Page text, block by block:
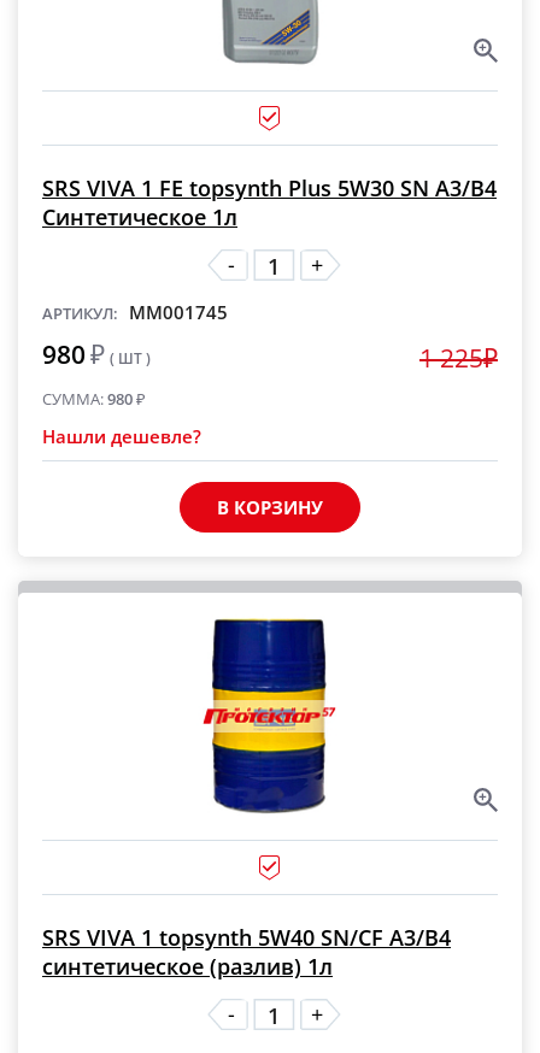
SRS VIVA 1 FE topsynth Plus 5W30 SN A3/B4
Синтетическое 1л
-
+
АРТИКУЛ: MM001745
980₽ ( ШТ ) 1 225₽
СУММА:980₽
Нашли дешевле?
В КОРЗИНУ
SRS VIVA 1 topsynth 5W40 SN/CF A3/B4
синтетическое (разлив) 1л
-
+